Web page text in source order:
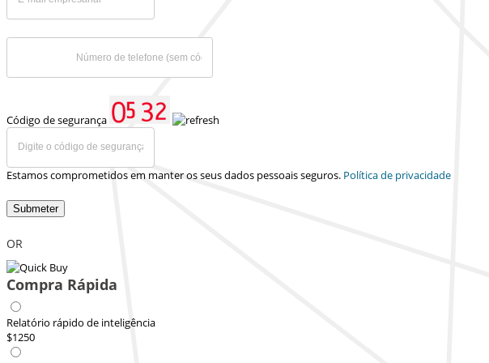
Código de segurança
Estamos comprometidos em manter os seus dados pessoais seguros. Política de privacidade
Submeter
OR
Compra Rápida
Relatório rápido de inteligência
$1250